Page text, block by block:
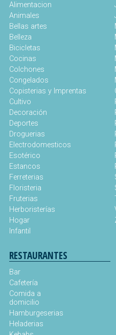
Alimentacion
Animales
Bellas artes
Belleza
Bicicletas
Cocinas
Colchones
Congelados
Copisterias y Imprentas
Cultivo
Decoración
Deportes
Droguerias
Electrodomesticos
Esotérico
Estancos
Ferreterias
Floristeria
Fruterias
Herboristerías
Hogar
Infantil
RESTAURANTES
Bar
Cafetería
Comida a
domicilio
Hamburgeserias
Heladerias